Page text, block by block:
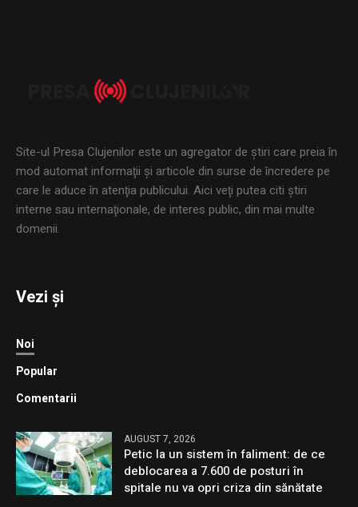
Site-ul Presa Clujenilor este un agregator de ştiri care preia în
mod automat informaţii şi articole din surse de încredere pe
care le aduce în atenţia publicului. Aici veţi putea citi ştiri
interne sau internaţionale, de interes public, din mai multe
domenii.
Vezi și
Noi
Popular
Comentarii
AUGUST 7, 2026
Petic la un sistem în faliment: de ce
deblocarea a 7.600 de posturi în
spitale nu va opri criza din sănătate